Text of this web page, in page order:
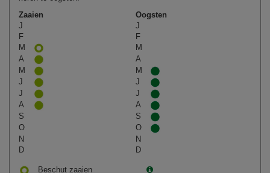
Zaaien
Oogsten
J
J
F
F
M
M
A
A
M
M
J
J
J
J
A
A
S
S
O
O
N
N
D
D
Beschut zaaien